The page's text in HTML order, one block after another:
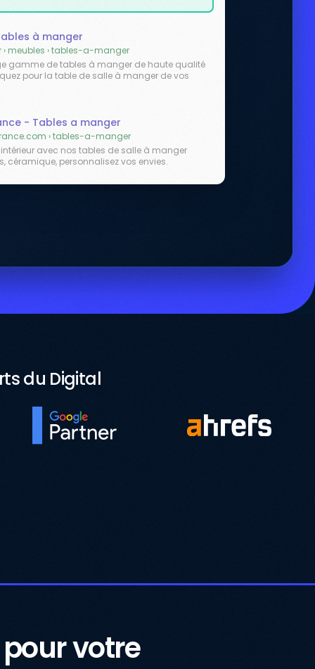
à manger
› meubles › tables-a-manger
gamme de tables à manger de haute qualité
pour la table de salle à manger de vos
- Tables a manger
› tables-a-manger
intérieur avec nos tables de salle à manger
céramique, personnalisez vos envies.
du Digital
votre